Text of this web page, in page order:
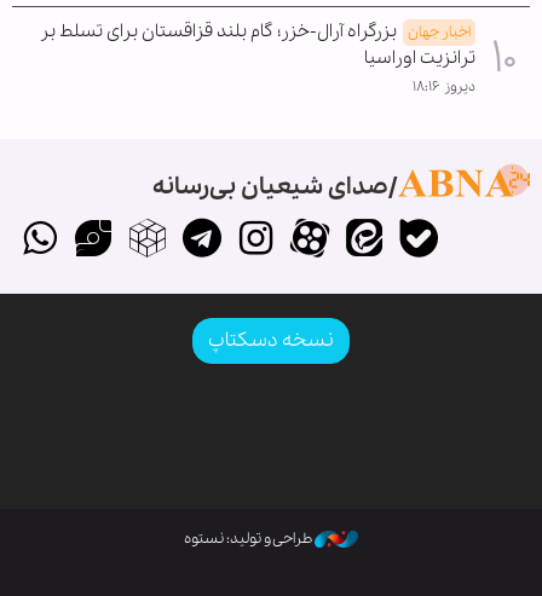
اخبار جهان بزرگراه آرال-خزر؛ گام بلند قزاقستان برای تسلط بر
ترانزیت اوراسیا
دیروز ۱۸:۱۶
صدای شیعیان بی‌رسانه
نسخه دسکتاپ
طراحی و تولید: نستوه